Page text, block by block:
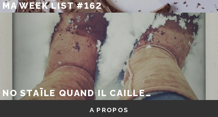
MA WEEK LIST #162
NO STAÏLE QUAND IL CAILLE…
A PROPOS